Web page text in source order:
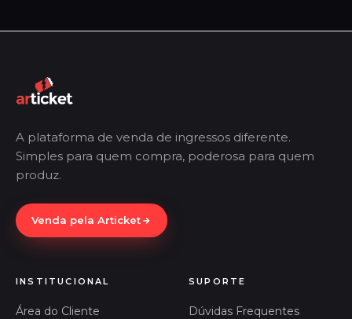
A plataforma de venda de ingressos diferente.
Simples para quem compra, poderosa para quem
produz.
Venda pela Articket
INSTITUCIONAL
Área do Cliente
SUPORTE
Dúvidas Frequentes